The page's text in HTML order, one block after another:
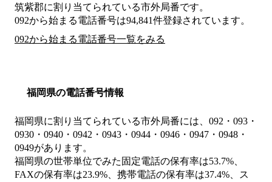
筑紫郡に割り当てられている市外局番です。
092から始まる電話番号は94,841件登録されています。
092から始まる電話番号一覧をみる
福岡県の電話番号情報
福岡県に割り当てられている市外局番には、092・093・
0930・0940・0942・0943・0944・0946・0947・0948・
0949があります。
福岡県の世帯単位でみた固定電話の保有率は53.7%、
FAXの保有率は23.9%、携帯電話の保有率は37.4%、ス